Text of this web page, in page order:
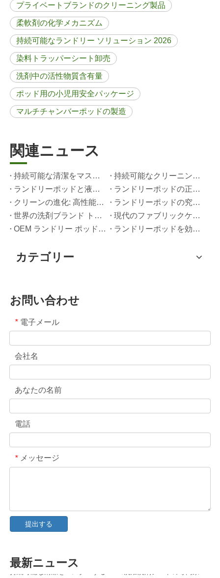
プライベートブランドのクリーニング製品
柔軟剤の化学メカニズム
持続可能なランドリー ソリューション 2026
染料トラッパーシート卸売
洗剤中の活性物質含有量
ポッド用の小児用安全パッケージ
マルチチャンバーポッドの製造
関連ニュース
持続可能な清潔をマスターする: エコ洗濯洗剤シートの専門家ガイド
持続可能なクリーニングの未来: 詰め替え店が包装されていない大量の洗濯洗剤シートを採用する理由
ランドリーポッドと液体洗剤: あなたの洗濯物にはどちらが正しい選択ですか?
ランドリーポッドの正しい使い方: 中国の大手ランドリーポッドメーカーからの専門家の洞察
クリーンの進化: 高性能ランドリーポッドがファブリックケアの世界的な未来を定義する理由
ランドリーポッドの究極ガイド: 安全性、科学、洗浄力の最大化に関する専門家の洞察
世界の洗剤ブランド トップ 10 (2026) – そして OEM/プライベート ラベル ブランドがどのように競争できるか
現代のファブリックケアの科学: ランドリーポッド、柔軟剤、カラーグラバーの専門ガイド
OEM ランドリー ポッド メーカーガイド: 世界的なブランド向けに、より安全で高性能な洗剤ポッドを設計する方法
ランドリーポッドを効果的に使用するための究極のガイド: 大手 OEM メーカーからの洞察
カテゴリー
お問い合わせ
* 電子メール
会社名
あなたの名前
電話
* メッセージ
提出する
最新ニュース
食器洗い機用洗剤の究極ガイド: ポッド vs.タブレット vs.粉